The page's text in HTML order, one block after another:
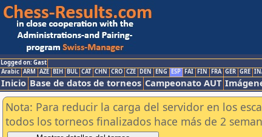
Logged on: Gast
Arabic ARM AZE BIH BUL CAT CHN CRO CZE DEN ENG ESP FAI FIN FRA GER GRE
Inicio Base de datos de torneos Campeonato AUT
Nota: Para reducir la carga del servidor en los
todos los torneos finalizados hace más de 2